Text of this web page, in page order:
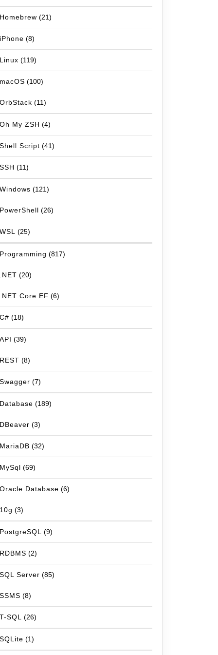
Homebrew (21)
iPhone (8)
Linux (119)
macOS (100)
OrbStack (11)
Oh My ZSH (4)
Shell Script (41)
SSH (11)
Windows (121)
PowerShell (26)
WSL (25)
Programming (817)
.NET (20)
.NET Core EF (6)
C# (18)
API (39)
REST (8)
Swagger (7)
Database (189)
DBeaver (3)
MariaDB (32)
MySql (69)
Oracle Database (6)
10g (3)
PostgreSQL (9)
RDBMS (2)
SQL Server (85)
SSMS (8)
T-SQL (26)
SQLite (1)